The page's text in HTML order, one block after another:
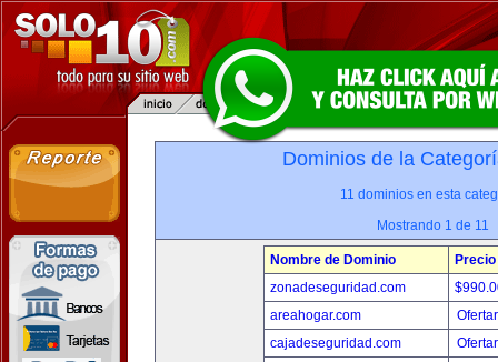
Dominios de la
11 dominios en esta
Mostrando 1 de 11
Nombre de Dominio
Precio
zonadeseguridad.com
areahogar.com
cajadeseguridad.com